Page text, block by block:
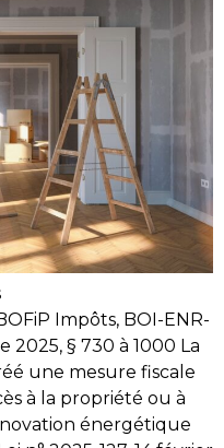
Impôts, BOI-ENR-
2025, § 730 à 1000 La
une mesure fiscale
à la propriété ou à
énergétique